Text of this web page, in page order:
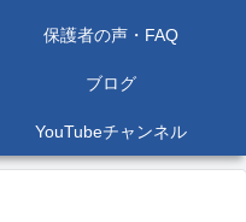
保護者の声・FAQ
ブログ
YouTubeチャンネル